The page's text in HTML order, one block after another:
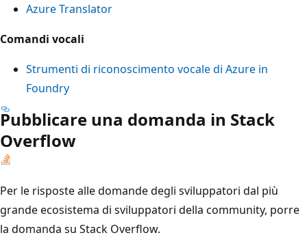
Azure Translator
Comandi vocali
Strumenti di riconoscimento vocale di Azure in
Foundry
Pubblicare una domanda in Stack
Overflow
Per le risposte alle domande degli sviluppatori dal più
grande ecosistema di sviluppatori della community, porre
la domanda su Stack Overflow.